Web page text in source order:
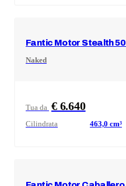
Fantic Motor Stealth
Naked
Tua da € 6.640
Cilindrata 463,0 cm³